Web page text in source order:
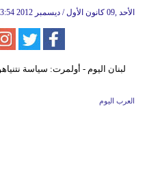
13:54 2012 الأحد ,09 كانون الأول / ديسمبر
العرب اليوم